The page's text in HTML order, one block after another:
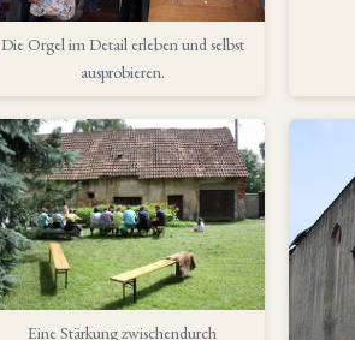
Die Orgel im Detail erleben und selbst
ausprobieren.
Eine Stärkung zwischendurch